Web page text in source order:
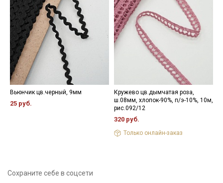
Уход:
- максимальная температура стирки до 40 С, без отжима,
- противопоказано применение отбеливателей.
Цветопередача (тон) может отличаться от оригинального
цвета ткани в зависимости от настроек вашего монитора и в
зависимости от партии.
Вьюнчик цв.черный, 9мм
25 руб.
Кружево цв.дымчатая роза,
ш.08мм, хлопок-90%, п/э-10%, 10м,
рис.092/12
320 руб.
Только онлайн-заказ
Сохраните себе в соцсети